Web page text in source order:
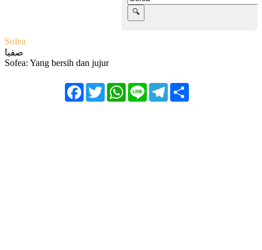
Sofea
صفيا
Sofea: Yang bersih dan jujur
FacebookTwitterWhatsApp
Line Telegram